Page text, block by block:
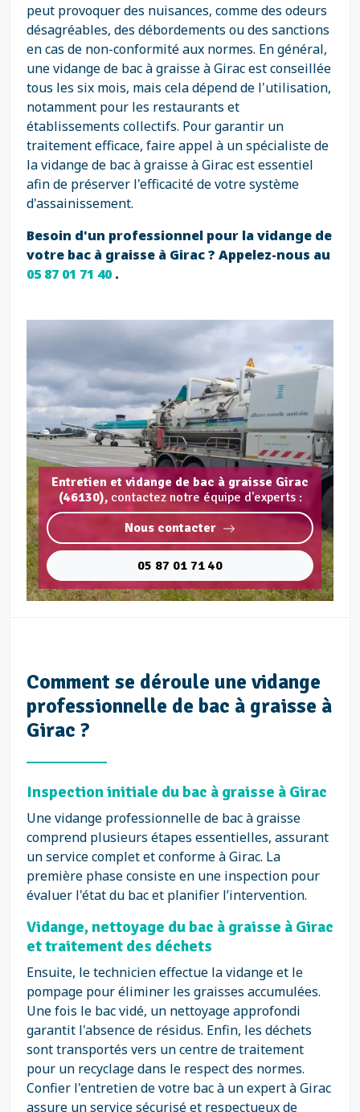
peut provoquer des nuisances, comme des odeurs
désagréables, des débordements ou des sanctions
en cas de non-conformité aux normes. En général,
une vidange de bac à graisse à Girac est conseillée
tous les six mois, mais cela dépend de l'utilisation,
notamment pour les restaurants et
établissements collectifs. Pour garantir un
traitement efficace, faire appel à un spécialiste de
la vidange de bac à graisse à Girac est essentiel
afin de préserver l'efficacité de votre système
d'assainissement.
Besoin d'un professionnel pour la vidange de
votre bac à graisse à Girac ? Appelez-nous au
05 87 01 71 40.
Entretien et vidange de bac à graisse Girac
(46130), contactez notre équipe d'experts :
Nous contacter
05 87 01 71 40
Comment se déroule une vidange
professionnelle de bac à graisse à
Girac ?
Inspection initiale du bac à graisse à Girac
Une vidange professionnelle de bac à graisse
comprend plusieurs étapes essentielles, assurant
un service complet et conforme à Girac. La
première phase consiste en une inspection pour
évaluer l'état du bac et planifier l’intervention.
Vidange, nettoyage du bac à graisse à Girac
et traitement des déchets
Ensuite, le technicien effectue la vidange et le
pompage pour éliminer les graisses accumulées.
Une fois le bac vidé, un nettoyage approfondi
garantit l'absence de résidus. Enfin, les déchets
sont transportés vers un centre de traitement
pour un recyclage dans le respect des normes.
Confier l'entretien de votre bac à un expert à Girac
assure un service sécurisé et respectueux de